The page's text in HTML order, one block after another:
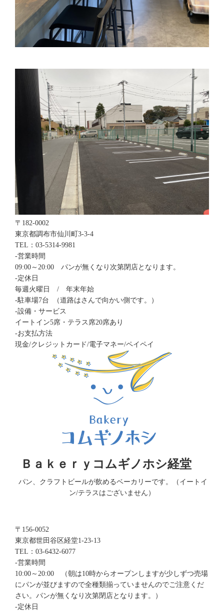
〒182-0002
東京都調布市仙川町3-3-4
TEL：03-5314-9981
-営業時間
09:00～20:00 パンが無くなり次第閉店となります。
-定休日
毎週火曜日 / 年末年始
-駐車場7台 （道路はさんで向かい側です。）
-設備・サービス
イートイン5席・テラス席20席あり
-お支払方法
現金/クレジットカード/電子マネー/ペイペイ
Ｂａｋｅｒｙコムギノホシ経堂
パン、クラフトビールが飲めるベーカリーです。（イートイ
ン/テラスはございません）
〒156-0052
東京都世田谷区経堂1-23-13
TEL：03-6432-6077
-営業時間
10:00～20:00 （朝は10時からオープンしますが少しずつ売場
にパンが並びますので全種類揃っていませんのでご注意くだ
さい。 パンが無くなり次第閉店となります。）
-定休日